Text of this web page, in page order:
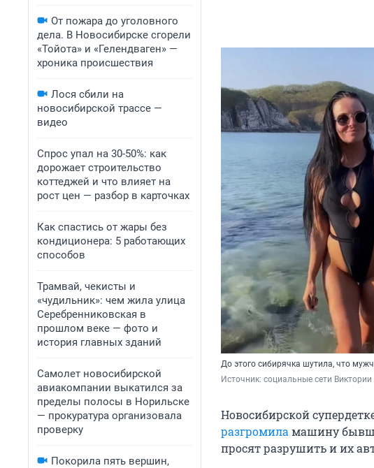
От пожара до уголовного
дела. В Новосибирске сгорели
«Тойота» и «Гелендваген» —
хроника происшествия
Лося сбили на
новосибирской трассе —
видео
Спрос упал на 30-50%: как
дорожает строительство
коттеджей и что влияет на
рост цен — разбор в карточках
Как спастись от жары без
кондиционера: 5 работающих
способов
Трамвай, чекисты и
«чудильник»: чем жила улица
Серебренниковская в
прошлом веке — фото и
история главных зданий
Самолет новосибирской
авиакомпании выкатился за
пределы полосы в Норильске
— прокуратура организовала
проверку
Покорила пять вершин,
До этого сибирячка шутила, что
Источник: социальные сети Виктории
Новосибирской
разгромила машину
просят разрушить и их